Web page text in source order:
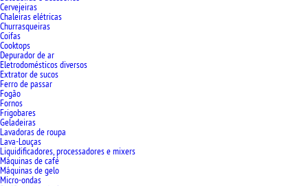
Cervejeiras
Chaleiras elétricas
Churrasqueiras
Coifas
Cooktops
Depurador de ar
Eletrodomésticos diversos
Extrator de sucos
Ferro de passar
Fogão
Fornos
Frigobares
Geladeiras
Lavadoras de roupa
Lava-Louças
Liquidificadores, processadores e mixers
Máquinas de café
Máquinas de gelo
Micro-ondas